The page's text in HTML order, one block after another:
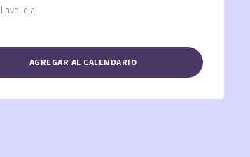
Lavalleja
AGREGAR AL CALENDARIO